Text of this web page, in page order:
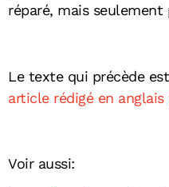
réparé, mais seulement
Le texte qui précède
article rédigé en anglais
Voir aussi: